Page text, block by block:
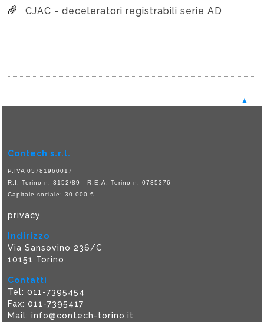
CJAC - deceleratori registrabili serie AD
▲
Contech s.r.l.
P.IVA 05781960017
R.I. Torino n. 3152/89 - R.E.A. Torino n. 0735376
Capitale sociale: 30.000 €
privacy
Indirizzo
Via Sansovino 236/C
10151 Torino
Contatti
Tel:011-7395454
Fax: 011-7395417
Mail:info@contech-torino.it